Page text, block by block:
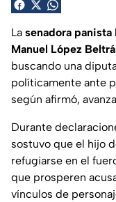
La senadora panista
Manuel López
buscando una
políticamente ante
según afirmó,
Durante
sostuvo que el hijo
refugiarse en el
que prosperen
vínculos de